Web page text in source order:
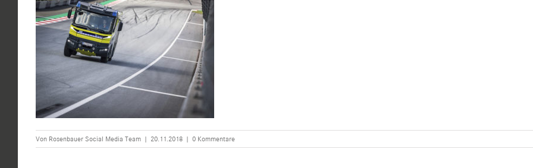
Von Rosenbauer Social Media Team | 20.11.2018 | 0 Kommentare